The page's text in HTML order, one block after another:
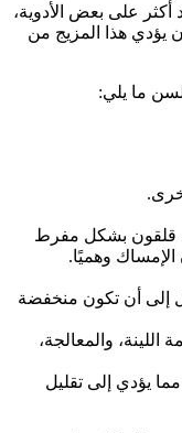
أكثر على بعض الأدوية،
يؤدي هذا المزيج من
ما يلي:
قلقون بشكل مفرط
الإمساك وهميًا.
إلى أن تكون منخفضة
اللينة، والمعالجة،
يؤدي إلى تقليل